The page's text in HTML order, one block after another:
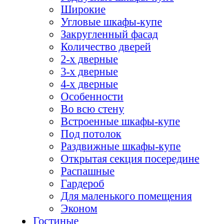
Широкие
Угловые шкафы-купе
Закругленный фасад
Количество дверей
2-х дверные
3-х дверные
4-х дверные
Особенности
Во всю стену
Встроенные шкафы-купе
Под потолок
Раздвижные шкафы-купе
Открытая секция посередине
Распашные
Гардероб
Для маленького помещения
Эконом
Гостиные